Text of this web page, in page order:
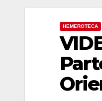
HEMEROTECA